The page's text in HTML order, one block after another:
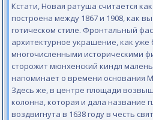
Кстати, Новая ратуша считается
построена между 1867 и 1908, как
готическом стиле. Фронтальный
архитектурное украшение, как уже
многочисленными историческими
сторожит мюнхенский киндл
напоминает о времени основания
Здесь же, в центре площади
колонна, которая и дала название
воздвигнута в 1638 году в честь